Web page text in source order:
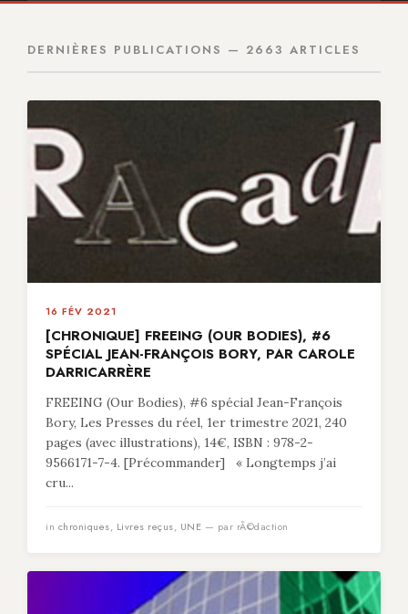
DERNIÈRES PUBLICATIONS — 2663 ARTICLES
16 FÉV 2021
[CHRONIQUE] FREEING (OUR BODIES), #6
SPÉCIAL JEAN-FRANÇOIS BORY, PAR CAROLE
DARRICARRÈRE
FREEING (Our Bodies), #6 spécial Jean-François
Bory, Les Presses du réel, 1er trimestre 2021, 240
pages (avec illustrations), 14€, ISBN : 978-2-
9566171-7-4. [Précommander] « Longtemps j’ai
cru...
in chroniques, Livres reçus, UNE — par rÃ©daction